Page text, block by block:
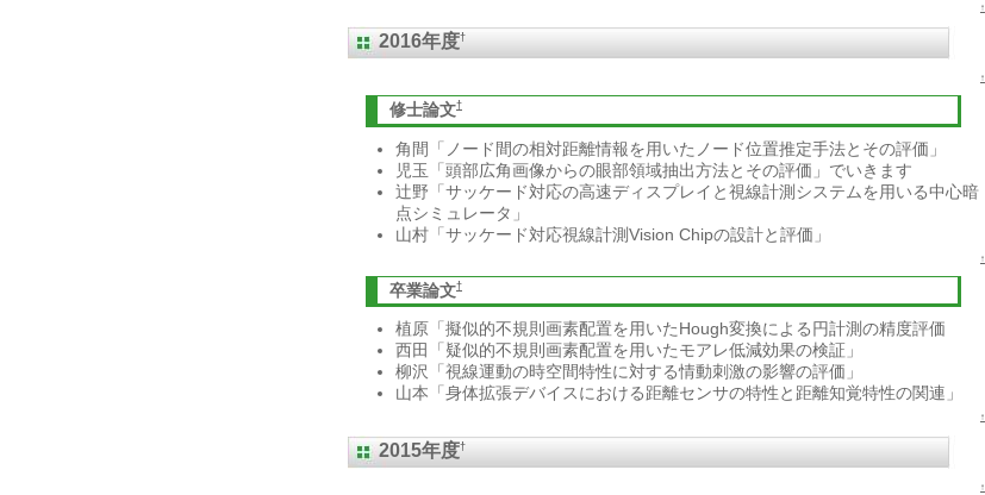
↑
2016年度†
↑
修士論文†
角間「ノード間の相対距離情報を用いたノード位置推定手法とその評価」
児玉「頭部広角画像からの眼部領域抽出方法とその評価」でいきます
辻野「サッケード対応の高速ディスプレイと視線計測システムを用いる中心暗
点シミュレータ」
山村「サッケード対応視線計測Vision Chipの設計と評価」
↑
卒業論文†
植原「擬似的不規則画素配置を用いたHough変換による円計測の精度評価
西田「疑似的不規則画素配置を用いたモアレ低減効果の検証」
柳沢「視線運動の時空間特性に対する情動刺激の影響の評価」
山本「身体拡張デバイスにおける距離センサの特性と距離知覚特性の関連」
↑
2015年度†
↑